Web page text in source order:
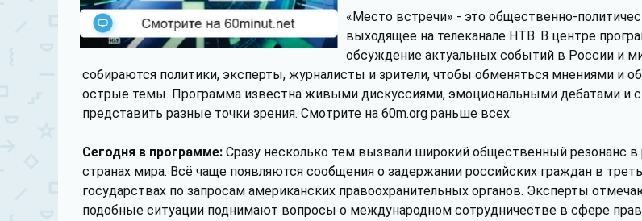
«Место встречи» - это общественно-
выходящее на телеканале НТВ. В центре
обсуждение актуальных событий в России и
собираются политики, эксперты, журналисты и зрители, чтобы обменяться мнениями и
острые темы. Программа известна живыми дискуссиями, эмоциональными дебатами и
представить разные точки зрения. Смотрите на 60m.org раньше всех.
Сегодня в программе: Сразу несколько тем вызвали широкий общественный резонанс в
странах мира. Всё чаще появляются сообщения о задержании российских граждан в
государствах по запросам американских правоохранительных органов. Эксперты
подобные ситуации поднимают вопросы о международном сотрудничестве в сфере